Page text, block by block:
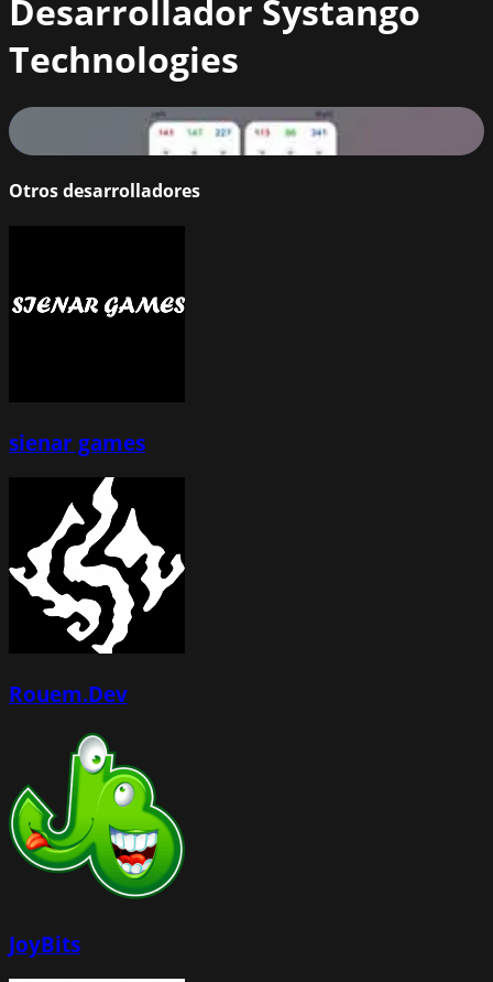
Desarrollador Systango
Technologies
Color Trouble
74
Otros desarrolladores
sienar games
Rouem.Dev
JoyBits